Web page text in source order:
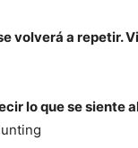
volverá a repetir.
lo que se siente